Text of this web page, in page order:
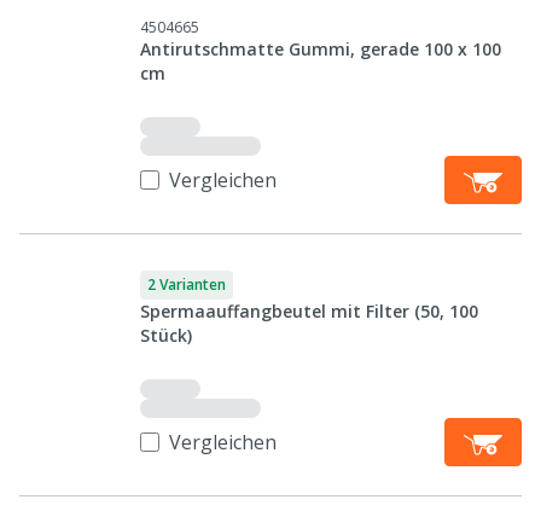
4504665
Antirutschmatte Gummi, gerade 100 x 100
cm
Vergleichen
2 Varianten
Spermaauffangbeutel mit Filter (50, 100
Stück)
Vergleichen